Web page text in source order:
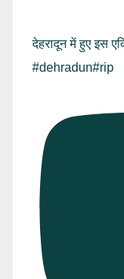
देहरादून में हुए इस
#dehradun#rip